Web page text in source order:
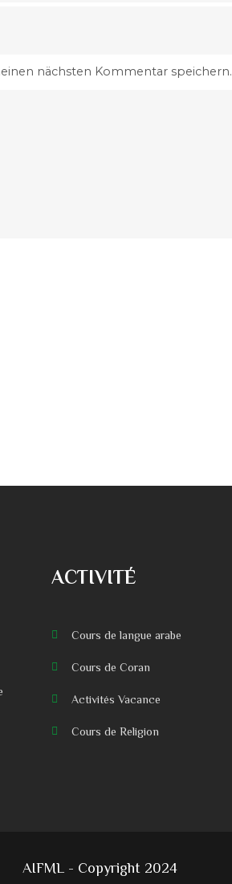
nächsten Kommentar speichern.
ACTIVITÉ
Cours de langue arabe
Cours de Coran
Activités Vacance
Cours de Religion
AIFML - Copyright 2024